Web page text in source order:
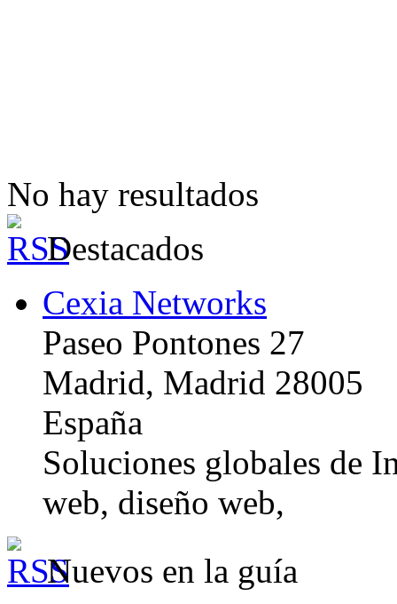
No hay resultados
Destacados
Cexia Networks
Paseo Pontones 27
Madrid, Madrid 28005
España
Soluciones globales de
web, diseño web,
Nuevos en la guía